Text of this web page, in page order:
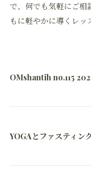
で、何でも気軽にご相
もに軽やかに導くレッ
OMshantih no.115
YOGAとファスティン